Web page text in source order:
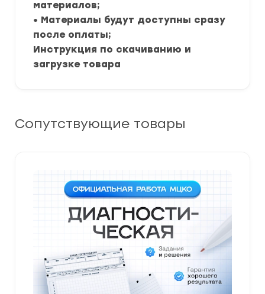
материалов;
• Материалы будут доступны сразу
после оплаты;
Инструкция по скачиванию и
загрузке товара
Сопутствующие товары